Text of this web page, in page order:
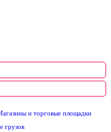
и торговые площадки
грузов